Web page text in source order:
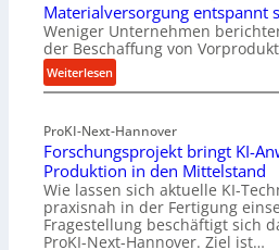
l
l
e
n
f
h
r
u
n
g
e
Materialversorgung entspannt
Weniger Unternehmen
der Beschaffung von
Weiterlesen:
M
t
e
r
i
a
l
ProKI-Next-Hannover
Forschungsprojekt bringt KI-
Produktion in den Mittelstand
Wie lassen sich aktuelle KI-
praxisnah in der Fertigung
Fragestellung beschäftigt sich
ProKI-Next-Hannover. Ziel ist…